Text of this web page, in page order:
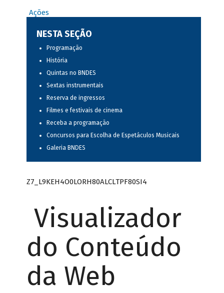
Ações
NESTA SEÇÃO
Programação
História
Quintas no BNDES
Sextas instrumentais
Reserva de ingressos
Filmes e festivais de cinema
Receba a programação
Concursos para Escolha de Espetáculos Musicais
Galeria BNDES
Z7_L9KEH4O0LORH80ALCLTPF80SI4
Visualizador
do Conteúdo
da Web